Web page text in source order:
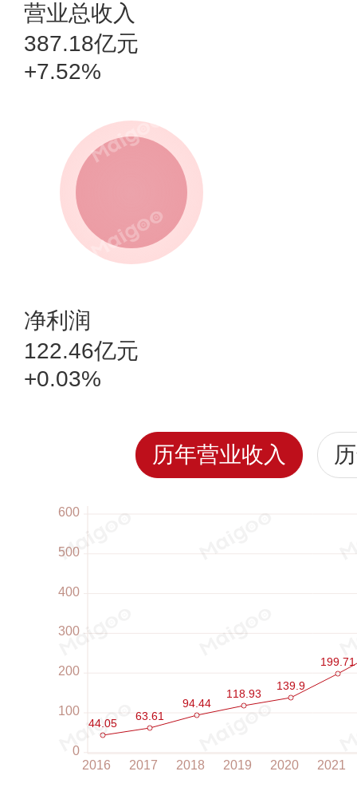
营业总收入
387.18亿元
+7.52%
净利润
122.46亿元
+0.03%
历年营业收入